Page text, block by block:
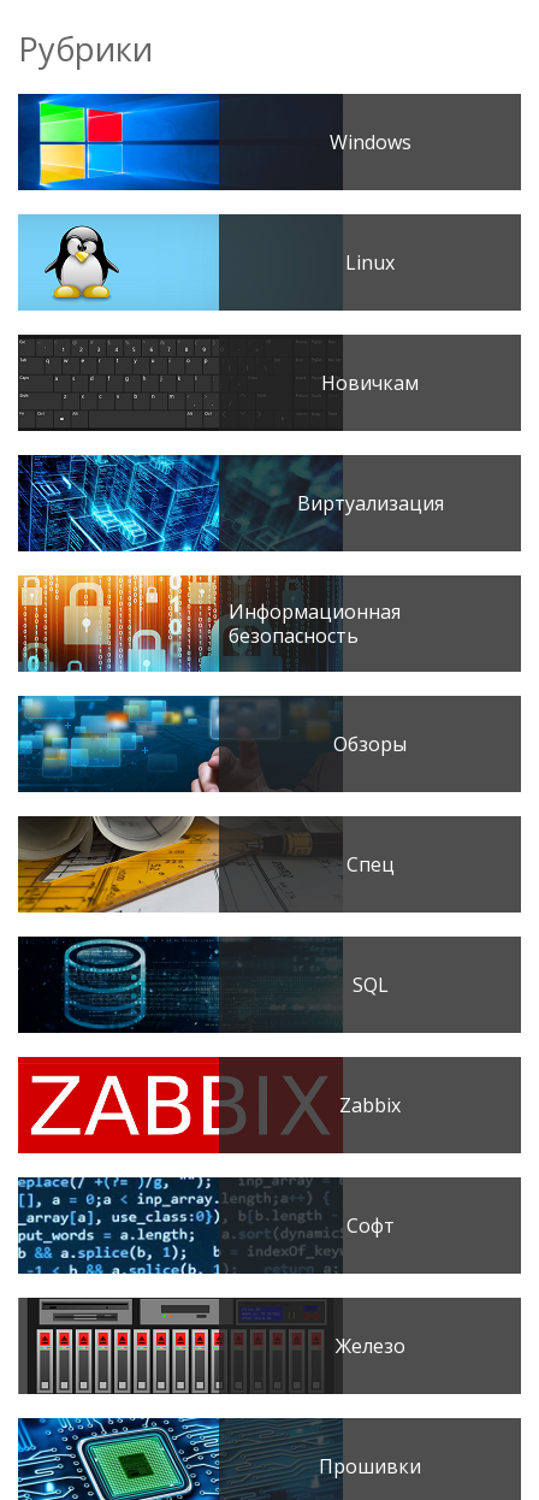
Рубрики
Windows
Linux
Новичкам
Виртуализация
Информационная
безопасность
Обзоры
Спец
SQL
Zabbix
Софт
Железо
Прошивки